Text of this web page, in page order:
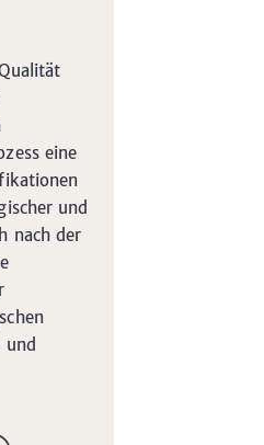
eine
und
nach der
und